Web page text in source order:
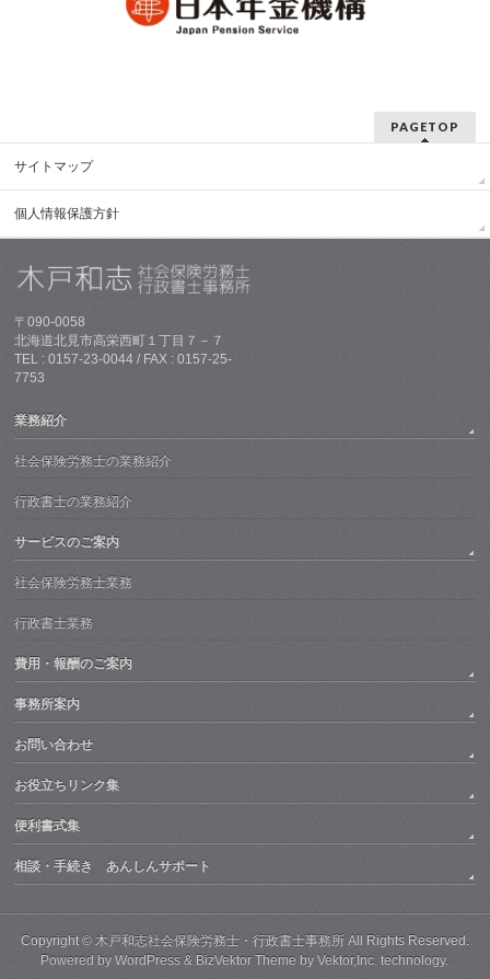
PAGETOP
サイトマップ
個人情報保護方針
〒090-0058
北海道北見市高栄西町１丁目７－７
TEL : 0157-23-0044 / FAX : 0157-25-
7753
業務紹介
社会保険労務士の業務紹介
行政書士の業務紹介
サービスのご案内
社会保険労務士業務
行政書士業務
費用・報酬のご案内
事務所案内
お問い合わせ
お役立ちリンク集
便利書式集
相談・手続き あんしんサポート
Copyright © 木戸和志社会保険労務士・行政書士事務所All Rights Reserved.
Powered byWordPress & BizVektor Theme byVektor,Inc. technology.